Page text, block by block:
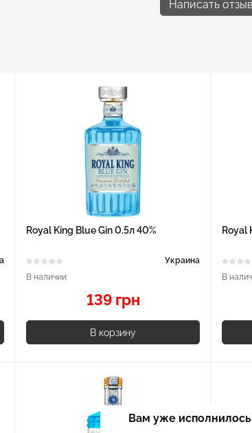
Написать отзыв
Royal King Blue Gin 0.5л 40%
Украина
В наличии
139 грн
В корзину
Royal
В
Вам уже исполнилось